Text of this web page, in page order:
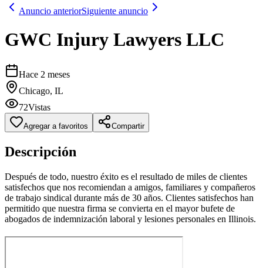
Anuncio anteriorSiguiente anuncio
GWC Injury Lawyers LLC
Hace 2 meses
Chicago, IL
72Vistas
Agregar a favoritos Compartir
Descripción
Después de todo, nuestro éxito es el resultado de miles de clientes
satisfechos que nos recomiendan a amigos, familiares y compañeros
de trabajo sindical durante más de 30 años. Clientes satisfechos han
permitido que nuestra firma se convierta en el mayor bufete de
abogados de indemnización laboral y lesiones personales en Illinois.